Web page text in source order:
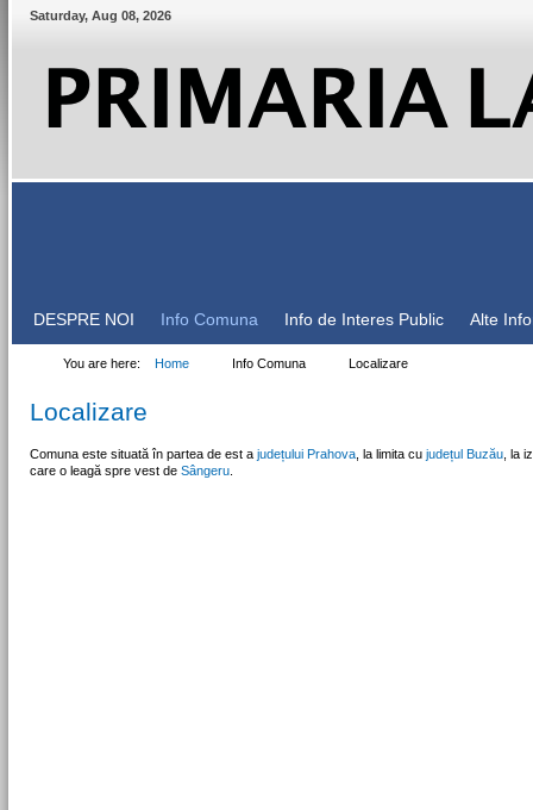
Saturday, Aug 08, 2026
DESPRE NOI Info Comuna Info de Interes Public Alte
You are here: Home Info Comuna Localizare
Localizare
Comuna este situată în partea de est a județului Prahova , la limita cu județul Buzău , la
care o leagă spre vest de Sângeru